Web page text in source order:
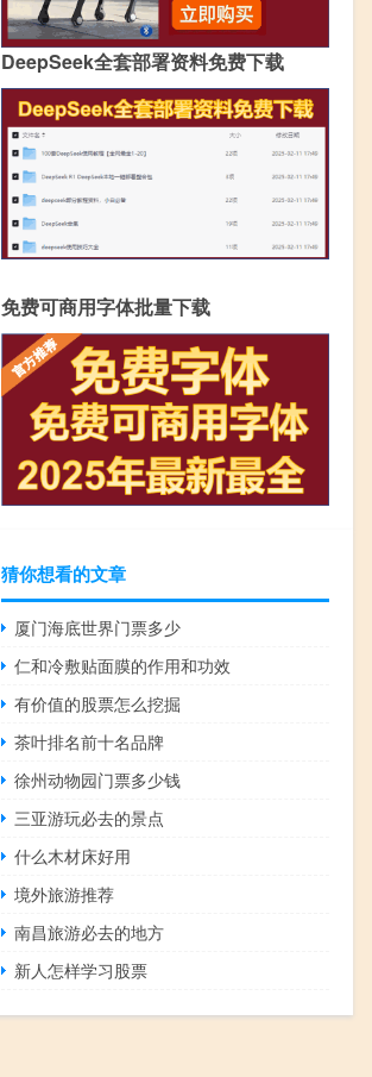
DeepSeek全套部署资料免费下载
免费可商用字体批量下载
猜你想看的文章
厦门海底世界门票多少
仁和冷敷贴面膜的作用和功效
有价值的股票怎么挖掘
茶叶排名前十名品牌
徐州动物园门票多少钱
三亚游玩必去的景点
什么木材床好用
境外旅游推荐
南昌旅游必去的地方
新人怎样学习股票